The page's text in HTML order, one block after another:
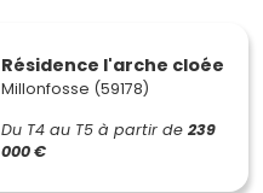
Résidence l'arche cloée
Millonfosse (59178)
Du T4 au T5 à partir de 239
000 €